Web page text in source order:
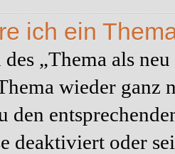
ich ein
„Thema als
wieder ganz
den
deaktiviert oder